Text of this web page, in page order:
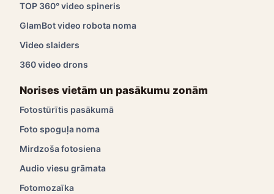
TOP 360° video spineris
GlamBot video robota noma
Video slaiders
360 video drons
Norises vietām un pasākumu zonām
Fotostūrītis pasākumā
Foto spoguļa noma
Mirdzoša fotosiena
Audio viesu grāmata
Fotomozaīka